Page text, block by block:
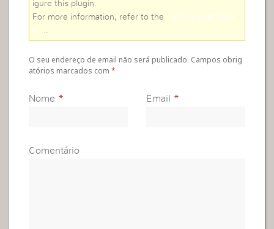
igure this plugin.
For more information, refer to the
online user guid
e
O seu endereço de email não será publicado. Campos obrig
atórios marcados com*
Nome * Email *
Comentário